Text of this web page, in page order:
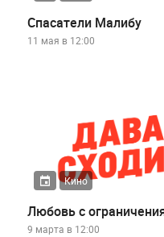
Спасатели Малибу
11 мая в 12:00
Кино
Любовь с
9 марта в 12:00